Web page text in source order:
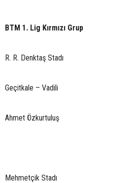
BTM 1. Lig Kırmızı Grup
R. R. Denktaş Stadı
Geçitkale – Vadili
Ahmet Özkurtuluş
Mehmetçik Stadı